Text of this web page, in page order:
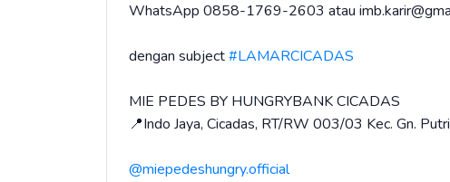
WhatsApp 0858-1769-2603 atau
dengan subject#LAMARCICADAS
MIE PEDES BY HUNGRYBANK CICADAS
📍Indo Jaya, Cicadas, RT/RW 003/03 Kec. Gn.
@miepedeshungry.official